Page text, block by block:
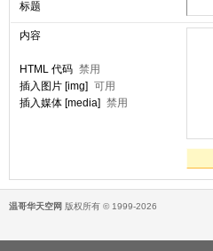
标题
内容
HTML 代码 禁用
插入图片 [img] 可用
插入媒体 [media] 禁用
温哥华天空网 版权所有 © 1999-2026